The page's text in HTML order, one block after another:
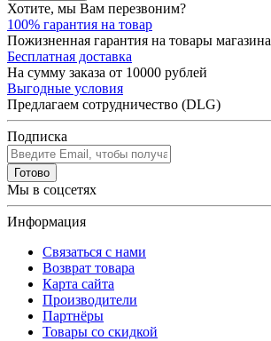
Хотите, мы Вам перезвоним?
100% гарантия на товар
Пожизненная гарантия на товары магазина
Бесплатная доставка
На сумму заказа от 10000 рублей
Выгодные условия
Предлагаем сотрудничество (DLG)
Подписка
Готово
Мы в соцсетях
Информация
Связаться с нами
Возврат товара
Карта сайта
Производители
Партнёры
Товары со скидкой